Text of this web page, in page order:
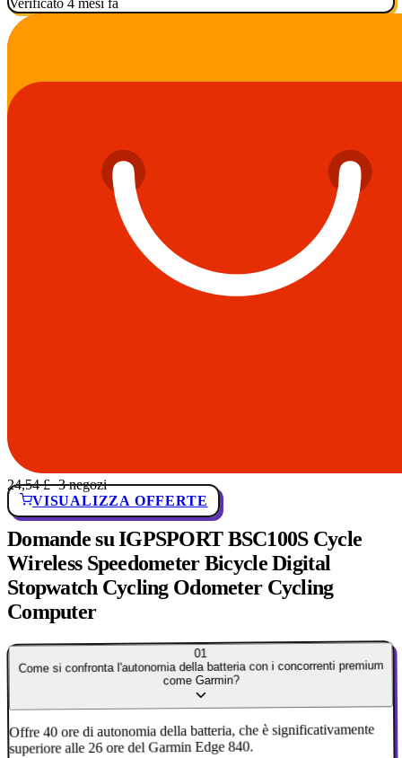
Verificato 4 mesi fa
24,54 £· 3 negozi
VISUALIZZA OFFERTE
Domande su IGPSPORT BSC100S Cycle
Wireless Speedometer Bicycle Digital
Stopwatch Cycling Odometer Cycling
Computer
01
Come si confronta l'autonomia della batteria con i concorrenti premium
come Garmin?
Offre 40 ore di autonomia della batteria, che è significativamente
superiore alle 26 ore del Garmin Edge 840.